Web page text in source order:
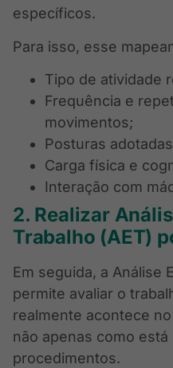
específicos.
Para isso, esse
Tipo de atividade
Frequência e
movimentos;
Posturas
Carga física e
Interação com
2. Realizar
Trabalho (AET)
Em seguida, a Análise
permite avaliar o
realmente acontece
não apenas como
procedimentos.